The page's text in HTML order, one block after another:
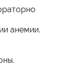
анемии.